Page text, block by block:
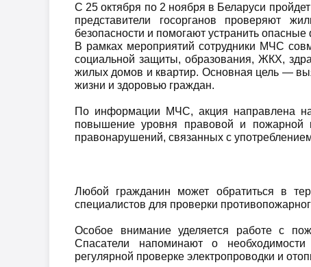
С 25 октября по 2 ноября в Беларуси пройдет
представители госорганов проверяют
безопасности и помогают устранить
В рамках мероприятий сотрудники МЧС
социальной защиты, образования, ЖКХ,
жилых домов и квартир. Основная цель —
жизни и здоровью граждан.
По информации МЧС, акция направлена
повышение уровня правовой и пожарной
правонарушений, связанных с
Любой гражданин может обратиться в
специалистов для проверки
Особое внимание уделяется работе с
Спасатели напоминают о
регулярной проверке электропроводки и